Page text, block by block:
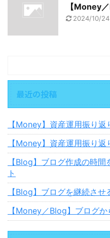
【Money
2024/10/24
最近の投稿
【Money】資産運用振り
【Money】資産運用振り
【Blog】ブログ作成の時
ト
【Blog】ブログを継続させ
【Money／Blog】ブログか